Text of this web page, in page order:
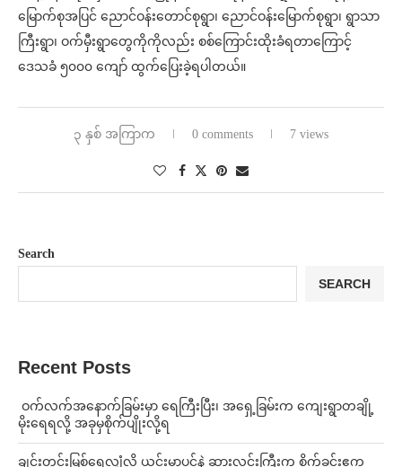
မြောက်စုအပြင် ညောင်ဝန်းတောင်စုရွာ၊ ညောင်ဝန်းမြောက်စုရွာ၊ ရွာသာ
ကြီးရွာ၊ ဝက်မှီးရွာတွေကိုကိုလည်း စစ်ကြောင်းထိုးခံရတာကြောင့်
ဒေသခံ ၅၀၀၀ ကျော် ထွက်ပြေးခဲ့ရပါတယ်။
၃ နှစ် အကြာက 0 comments 7 views
Search
SEARCH
Recent Posts
⁩ ⁨ဝက်လက်အနောက်ခြမ်းမှာ ရေကြီးပြီး၊ အရှေ့ခြမ်းက ကျေးရွာတချို့
မိုးရေရလို့ အခုမှစိုက်ပျိုးလို့ရ
ချင်းတွင်းမြစ်ရေလျှံလို့ ယင်းမာပင်နဲ့ ဆားလင်းကြီးက စိုက်ခင်းဧက